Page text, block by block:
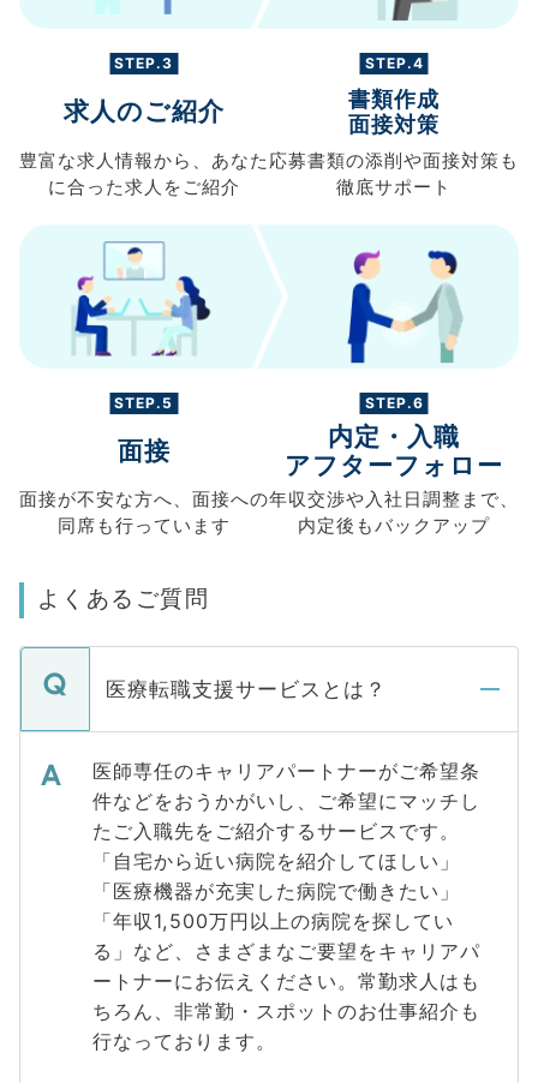
STEP.3
求人のご紹介
豊富な求人情報から、 あなた
に合った求人を ご紹介
STEP.4
書類作成
面接対策
応募書類の添削や面接対策も
徹底サポート
STEP.5
面接
面接が不安な方へ、 面接への
同席も行っています
STEP.6
内定・入職
アフターフォロー
年収交渉や入社日調整まで、
内定後もバックアップ
よくあるご質問
医療転職支援サービスとは？
医師専任のキャリアパートナーがご希望条
件などをおうかがいし、ご希望にマッチし
たご入職先をご紹介するサービスです。
「自宅から近い病院を紹介してほしい」
「医療機器が充実した病院で働きたい」
「年収1,500万円以上の病院を探してい
る」など、さまざまなご要望をキャリアパ
ートナーにお伝えください。常勤求人はも
ちろん、非常勤・スポットのお仕事紹介も
行なっております。